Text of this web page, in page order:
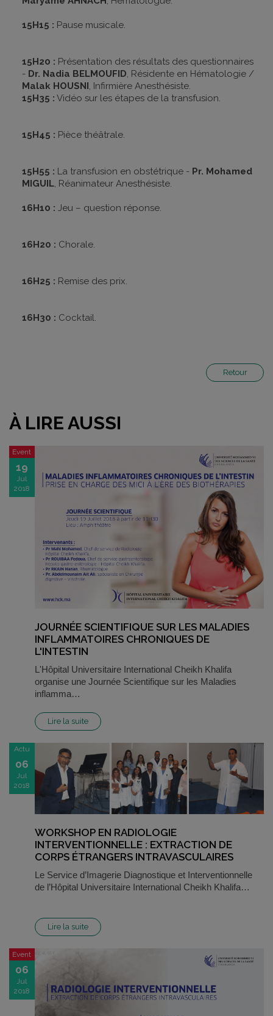
15H15 : Pause musicale.
15H20 : Présentation des résultats des questionnaires
- Dr. Nadia BELMOUFID, Résidente en Hématologie /
Malak HOUSNI, Infirmière Anesthésiste.
15H35 : Vidéo sur les étapes de la transfusion.
15H45 : Pièce théâtrale.
15H55 : La transfusion en obstétrique - Pr. Mohamed
MIGUIL, Réanimateur Anesthésiste.
16H10 : Jeu – question réponse.
16H20 : Chorale.
16H25 : Remise des prix.
16H30 : Cocktail.
Retour
À LIRE AUSSI
Event
19
Jul
2018
JOURNÉE SCIENTIFIQUE SUR LES MALADIES
INFLAMMATOIRES CHRONIQUES DE
L'INTESTIN
L'Hôpital Universitaire International Cheikh Khalifa
organise une Journée Scientifique sur les Maladies
inflamma…
Lire la suite
Actu
06
Jul
2018
WORKSHOP EN RADIOLOGIE
INTERVENTIONNELLE : EXTRACTION DE
CORPS ÉTRANGERS INTRAVASCULAIRES
Le Service d’Imagerie Diagnostique et Interventionnelle
de l’Hôpital Universitaire International Cheikh Khalifa…
Lire la suite
Event
06
Jul
2018